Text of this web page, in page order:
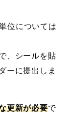
位については
、シールを貼
ーに提出しま
更新が必要で